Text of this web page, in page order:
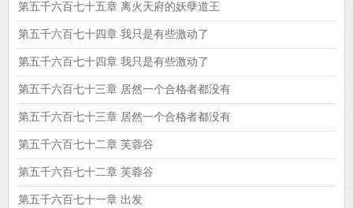
第五千六百七十五章 离火天府的妖孽道王
第五千六百七十四章 我只是有些激动了
第五千六百七十四章 我只是有些激动了
第五千六百七十三章 居然一个合格者都没有
第五千六百七十三章 居然一个合格者都没有
第五千六百七十二章 芙蓉谷
第五千六百七十二章 芙蓉谷
第五千六百七十一章 出发